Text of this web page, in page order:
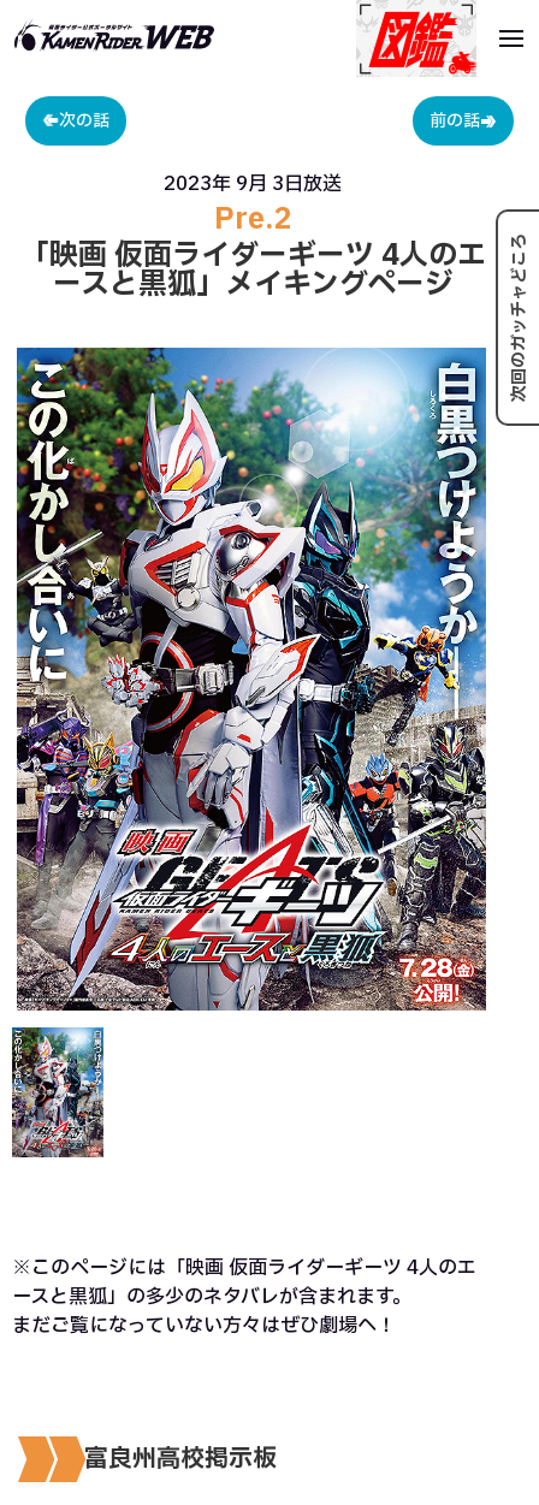
次回のガッチャどころ
次の話 前の話
2023年 9月 3日放送
Pre.2
「映画 仮面ライダーギーツ 4人のエ
ースと黒狐」メイキングページ
※このページには「映画 仮面ライダーギーツ 4人のエ
ースと黒狐」の多少のネタバレが含まれます。
まだご覧になっていない方々はぜひ劇場へ！
富良州高校掲示板